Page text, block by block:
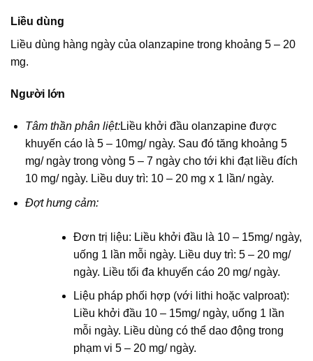
Liều dùng
Liều dùng hàng ngày của olanzapine trong khoảng 5 – 20
mg.
Người lớn
Tâm thần phân liệt:Liều khởi đầu olanzapine được
khuyến cáo là 5 – 10mg/ ngày. Sau đó tăng khoảng 5
mg/ ngày trong vòng 5 – 7 ngày cho tới khi đạt liều đích
10 mg/ ngày. Liều duy trì: 10 – 20 mg x 1 lần/ ngày.
Đợt hưng cảm:
Đơn trị liệu: Liều khởi đầu là 10 – 15mg/ ngày,
uống 1 lần mỗi ngày. Liều duy trì: 5 – 20 mg/
ngày. Liều tối đa khuyến cáo 20 mg/ ngày.
Liệu pháp phối hợp (với lithi hoặc valproat):
Liều khởi đầu 10 – 15mg/ ngày, uống 1 lần
mỗi ngày. Liều dùng có thể dao động trong
phạm vi 5 – 20 mg/ ngày.